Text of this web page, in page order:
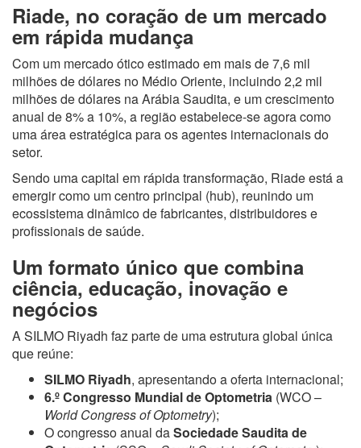
Riade, no coração de um mercado
em rápida mudança
Com um mercado ótico estimado em mais de 7,6 mil
milhões de dólares no Médio Oriente, incluindo 2,2 mil
milhões de dólares na Arábia Saudita, e um crescimento
anual de 8% a 10%, a região estabelece-se agora como
uma área estratégica para os agentes internacionais do
setor.
Sendo uma capital em rápida transformação, Riade está a
emergir como um centro principal (hub), reunindo um
ecossistema dinâmico de fabricantes, distribuidores e
profissionais de saúde.
Um formato único que combina
ciência, educação, inovação e
negócios
A SILMO Riyadh faz parte de uma estrutura global única
que reúne:
SILMO Riyadh, apresentando a oferta internacional;
6.º Congresso Mundial de Optometria (WCO –
World Congress of Optometry);
O congresso anual daSociedade Saudita de